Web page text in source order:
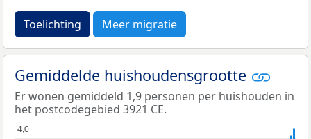
Toelichting Meer migratie
Gemiddelde huishoudensgrootte
Er wonen gemiddeld 1,9 personen per huishouden in
het postcodegebied 3921 CE.
4,0
4,0